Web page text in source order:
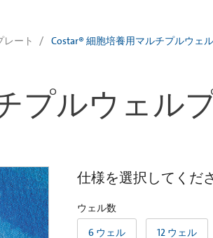
レート Costar® 細胞培養用マルチプルウェ
プルウェル
仕様を選択してくだ
ウェル数
6 ウェル
12 ウェル